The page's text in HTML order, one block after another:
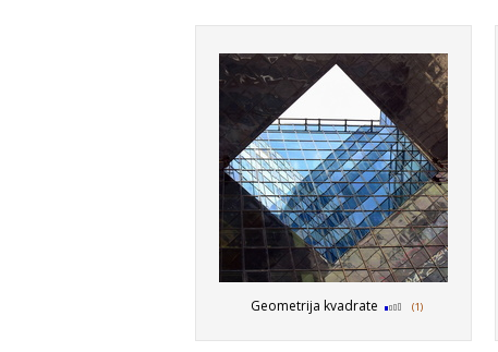
Geometrija kvadrate (1)